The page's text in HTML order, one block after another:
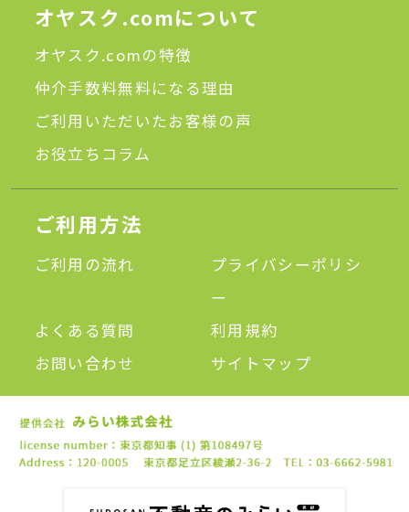
オヤスク.comについて
オヤスク.comの特徴
仲介手数料無料になる理由
ご利用いただいたお客様の声
お役立ちコラム
ご利用方法
ご利用の流れ
プライバシーポリシ
ー
よくある質問
利用規約
お問い合わせ
サイトマップ